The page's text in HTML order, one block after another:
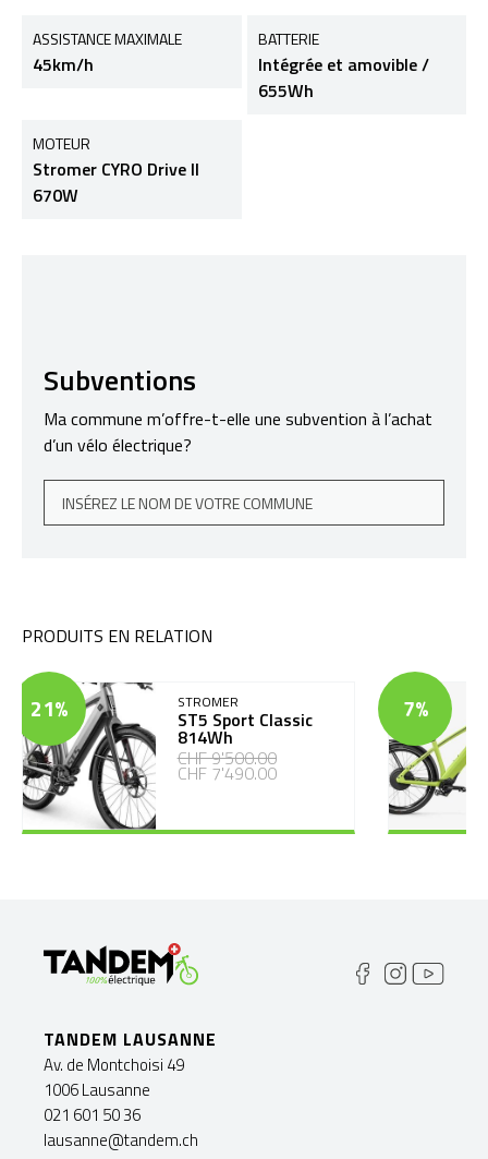
ASSISTANCE MAXIMALE
45km/h
BATTERIE
Intégrée et amovible /
655Wh
MOTEUR
Stromer CYRO Drive II
670W
Subventions
Ma commune m’offre-t-elle une subvention à l’achat
d’un vélo électrique?
PRODUITS EN RELATION
21% STROMER
ST5 Sport Classic
814Wh
CHF 9'500.00
CHF 7'490.00
7%
TANDEM LAUSANNE
Av. de Montchoisi 49
1006 Lausanne
021 601 50 36
lausanne@tandem.ch